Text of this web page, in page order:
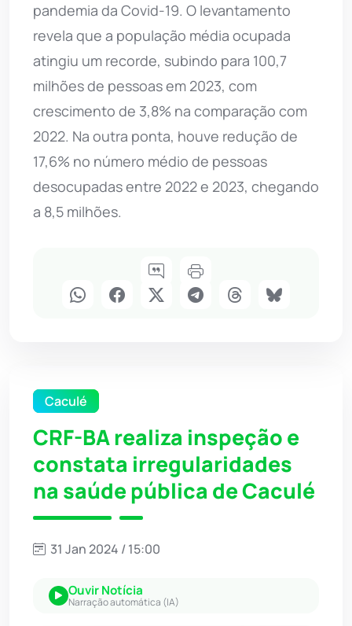
pandemia da Covid-19. O levantamento
revela que a população média ocupada
atingiu um recorde, subindo para 100,7
milhões de pessoas em 2023, com
crescimento de 3,8% na comparação com
2022. Na outra ponta, houve redução de
17,6% no número médio de pessoas
desocupadas entre 2022 e 2023, chegando
a 8,5 milhões.
Caculé
CRF-BA realiza inspeção e
constata irregularidades
na saúde pública de Caculé
31 Jan 2024 / 15:00
Ouvir Notícia
Narração automática (IA)